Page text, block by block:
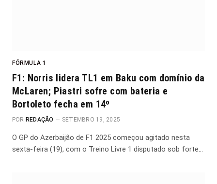
FÓRMULA 1
F1: Norris lidera TL1 em Baku com domínio da
McLaren; Piastri sofre com bateria e
Bortoleto fecha em 14º
POR REDAÇÃO SETEMBRO 19, 2025
O GP do Azerbaijão de F1 2025 começou agitado nesta
sexta-feira (19), com o Treino Livre 1 disputado sob forte…